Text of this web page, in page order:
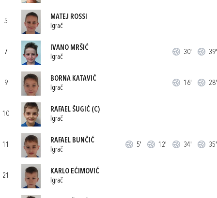
5
MATEJ ROSSI
Igrač
7
IVANO MRŠIĆ
Igrač
30' 39'
9
BORNA KATAVIĆ
Igrač
16' 28'
10
RAFAEL ŠUGIĆ (C)
Igrač
11
RAFAEL BUNČIĆ
Igrač
5' 12' 34' 35'
21
KARLO EĆIMOVIĆ
Igrač